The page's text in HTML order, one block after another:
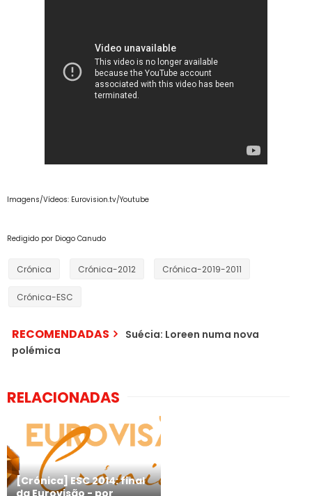
Imagens/Vídeos: Eurovision.tv/Youtube
Redigido por Diogo Canudo
Crónica Crónica-2012 Crónica-2019-2011
Crónica-ESC
RECOMENDADAS
Suécia: Loreen numa nova
polémica
RELACIONADAS
[Crónica] ESC 2014: final